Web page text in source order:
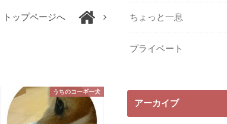
トップページへ
うちのコーギー犬
ちょっと一息
プライベート
アーカイブ